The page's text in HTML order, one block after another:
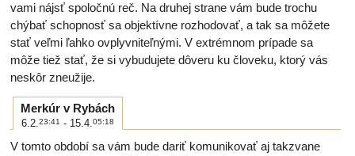
vami nájsť spoločnú reč. Na druhej strane vám bude trochu
chýbať schopnosť sa objektívne rozhodovať, a tak sa môžete
stať veľmi ľahko ovplyvniteľnými. V extrémnom prípade sa
môže tiež stať, že si vybudujete dôveru ku človeku, ktorý vás
neskôr zneužije.
Merkúr v Rybách
6.2.23:41 - 15.4.05:18
V tomto období sa vám bude dariť komunikovať aj takzvane